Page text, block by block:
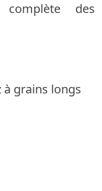
des
à grains longs